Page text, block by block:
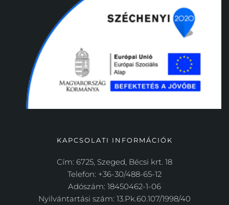
KAPCSOLATI INFORMÁCIÓK
Cím: 6725, Szeged, Bécsi krt. 18
Telefon: +36-30/488-65-12
Adószám: 18450462-1-06
Nyilvántartási szám: 13.Pk.60.107/1998/40